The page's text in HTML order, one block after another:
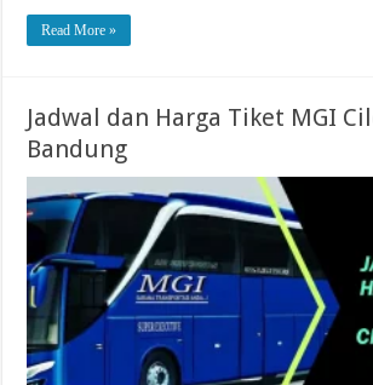
Read More »
Jadwal dan Harga Tiket MGI
Bandung